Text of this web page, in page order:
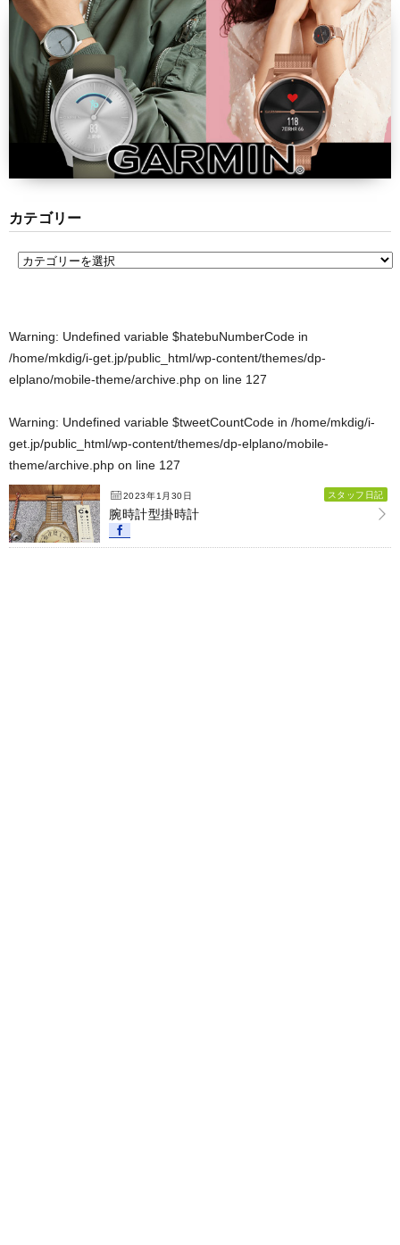
カテゴリー
Warning: Undefined variable $hatebuNumberCode in
/home/mkdig/i-get.jp/public_html/wp-content/themes/dp-
elplano/mobile-theme/archive.php on line 127
Warning: Undefined variable $tweetCountCode in /home/mkdig/i-
get.jp/public_html/wp-content/themes/dp-elplano/mobile-
theme/archive.php on line 127
2023年1月30日 スタッフ日記
腕時計型掛時計